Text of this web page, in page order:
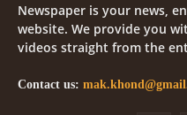
Newspaper is your news,
website. We provide you
videos straight from the
Contact us: